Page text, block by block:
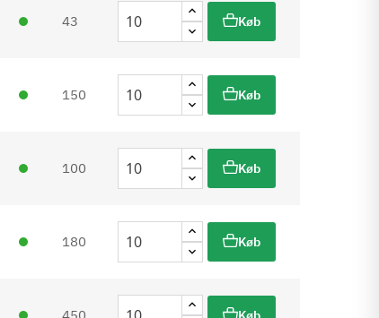
43 Køb
150 Køb
100 Køb
180 Køb